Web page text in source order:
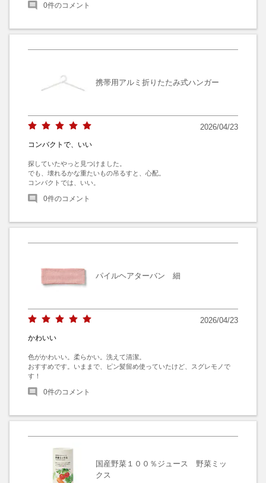
0件のコメント
携帯用アルミ折りたたみ式ハンガー
2026/04/23
コンバクトで、いい
探していたやっと見つけました。
でも、壊れるかな重たいもの吊るすと、心配。
コンバクトでは、いい。
0件のコメント
パイルヘアターバン 細
2026/04/23
かわいい
色がかわいい。柔らかい。洗えて清潔。
おすすめです。いままで、ピン髪留め使っていたけど、スグレモノで
す！
0件のコメント
国産野菜１００％ジュース 野菜ミッ
クス